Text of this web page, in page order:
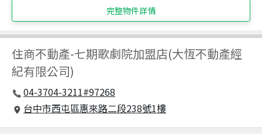
完整物件詳情
住商不動產-七期歌劇院加盟店(大恆不動產經
紀有限公司)
04-3704-3211#97268
台中市西屯區惠來路二段238號1樓